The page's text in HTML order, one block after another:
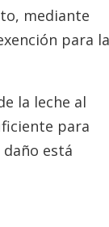
mediante
para la
la leche al
para
está